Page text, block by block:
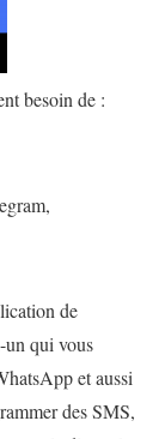
besoin de :
de
un qui vous
et aussi
des SMS,